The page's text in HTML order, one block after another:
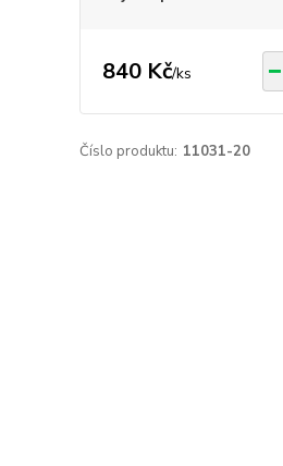
840 Kč/ks
Číslo produktu: 11031-20